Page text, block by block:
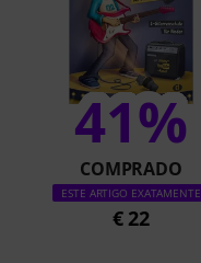
41%
COMPRADO
ESTE ARTIGO EXATAMENTE
€ 22